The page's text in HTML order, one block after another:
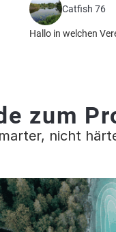
Catfish 76
Hallo in welchen
zum
nicht